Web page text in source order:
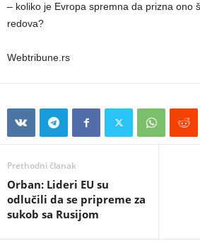
– koliko je Evropa spremna da prizna ono
redova?
Webtribune.rs
Prethodni članak
Orban: Lideri EU su
odlučili da se pripreme za
sukob sa Rusijom